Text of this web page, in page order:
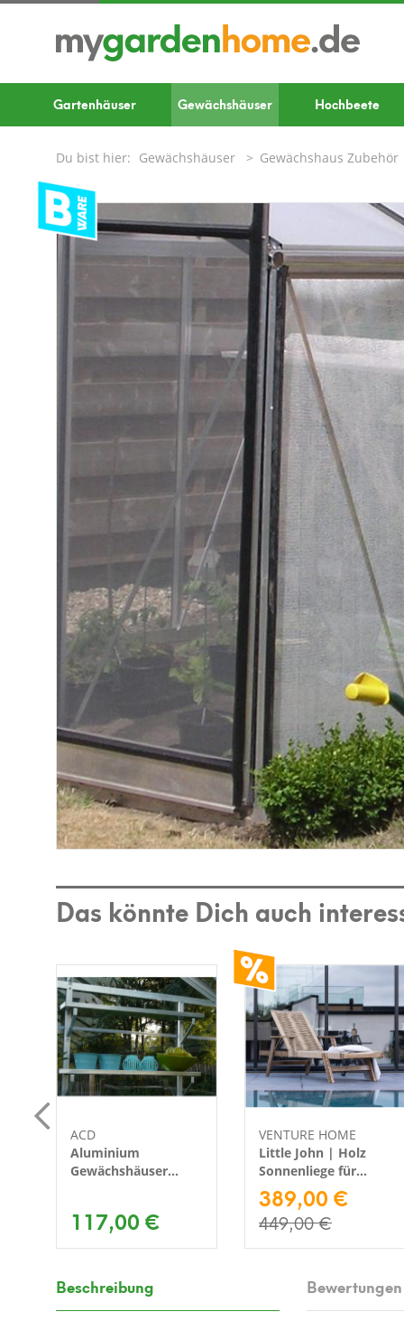
Gartenhäuser Gewächshäuser Hochbeete
Du bist hier: Gewächshäuser Gewächshaus Zubehör
Das könnte Dich auch
ACD
Aluminium
Gewächshäuser
117,00 €
VENTURE HOME
Little John | Holz
Sonnenliege für
Garten und Terrasse
389,00 €
449,00 €
Beschreibung Bewertungen